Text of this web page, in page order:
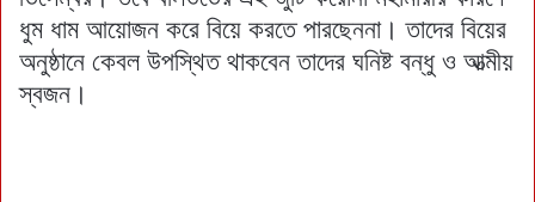
ধুম ধাম আয়োজন করে বিয়ে করতে পারছেননা। তাদের বিয়ের
অনুষ্ঠানে কেবল উপস্থিত থাকবেন তাদের ঘনিষ্ট বন্ধু ও আত্মীয়
স্বজন।